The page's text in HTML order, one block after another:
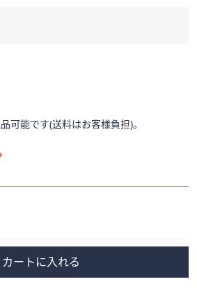
可能です(送料はお客様負担)。
カートに入れる